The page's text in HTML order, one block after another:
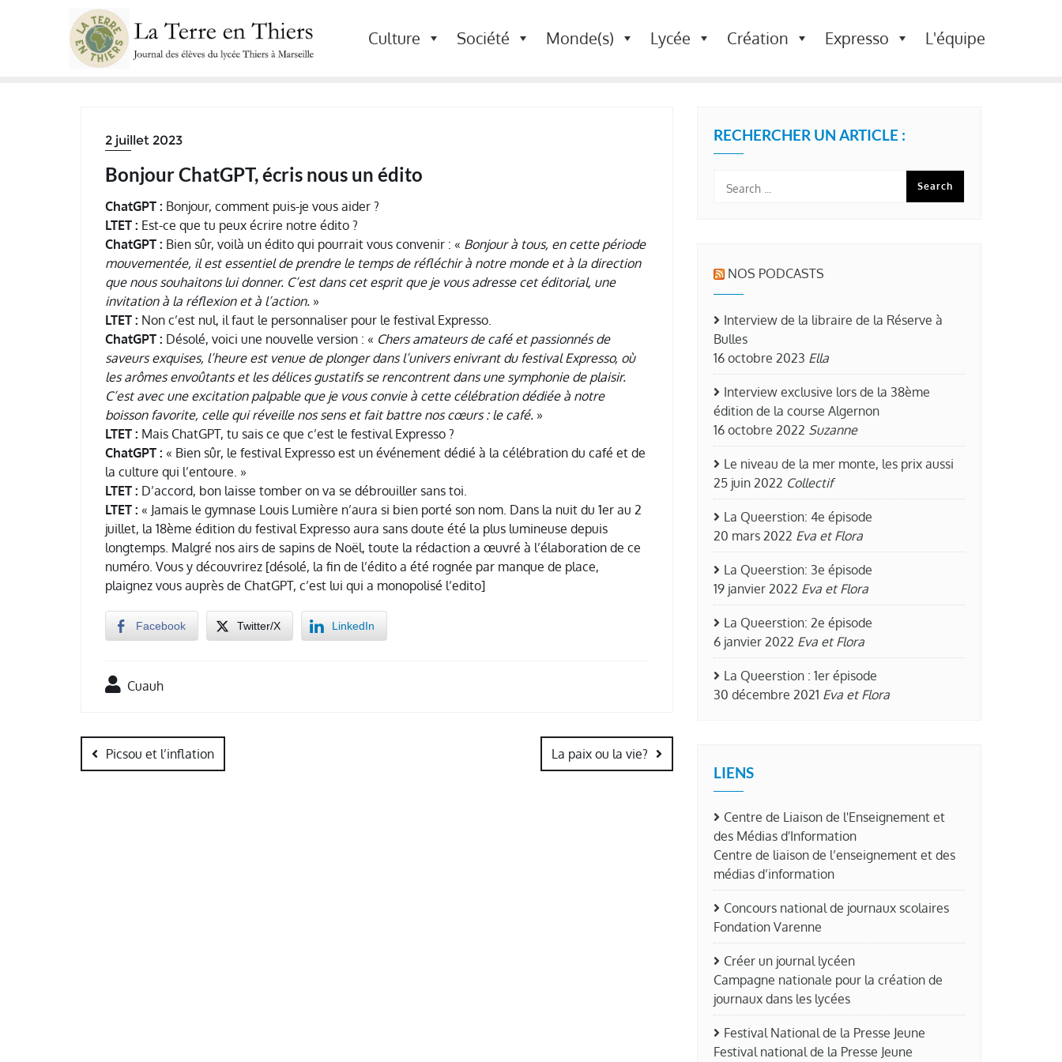
Culture Société Monde(s) Lycée Création Expresso L'équipe
2 juillet 2023
Bonjour ChatGPT, écris nous un édito
ChatGPT : Bonjour, comment puis-je vous aider ?
LTET : Est-ce que tu peux écrire notre édito ?
ChatGPT : Bien sûr, voilà un édito qui pourrait vous convenir : « Bonjour à tous, en cette période
mouvementée, il est essentiel de prendre le temps de réfléchir à notre monde et à la direction
que nous souhaitons lui donner. C’est dans cet esprit que je vous adresse cet éditorial, une
invitation à la réflexion et à l’action. »
LTET : Non c’est nul, il faut le personnaliser pour le festival Expresso.
ChatGPT : Désolé, voici une nouvelle version : « Chers amateurs de café et passionnés de
saveurs exquises, l’heure est venue de plonger dans l’univers enivrant du festival Expresso, où
les arômes envoûtants et les délices gustatifs se rencontrent dans une symphonie de plaisir.
C’est avec une excitation palpable que je vous convie à cette célébration dédiée à notre
boisson favorite, celle qui réveille nos sens et fait battre nos cœurs : le café. »
LTET : Mais ChatGPT, tu sais ce que c’est le festival Expresso ?
ChatGPT : « Bien sûr, le festival Expresso est un événement dédié à la célébration du café et de
la culture qui l’entoure. »
LTET : D’accord, bon laisse tomber on va se débrouiller sans toi.
LTET : « Jamais le gymnase Louis Lumière n’aura si bien porté son nom. Dans la nuit du 1er au 2
juillet, la 18ème édition du festival Expresso aura sans doute été la plus lumineuse depuis
longtemps. Malgré nos airs de sapins de Noël, toute la rédaction a œuvré à l’élaboration de ce
numéro. Vous y découvrirez [désolé, la fin de l’édito a été rognée par manque de place,
plaignez vous auprès de ChatGPT, c’est lui qui a monopolisé l’edito]
Facebook Twitter/X LinkedIn
Cuauh
Navigation
dePicsou et l’inflation La paix ou la vie?
RECHERCHER UN ARTICLE :
NOS PODCASTS
Interview de la libraire de la Réserve à
Bulles
16 octobre 2023 Ella
Interview exclusive lors de la 38ème
édition de la course Algernon
16 octobre 2022 Suzanne
Le niveau de la mer monte, les prix aussi
25 juin 2022 Collectif
La Queerstion: 4e épisode
20 mars 2022 Eva et Flora
La Queerstion: 3e épisode
19 janvier 2022 Eva et Flora
La Queerstion: 2e épisode
6 janvier 2022 Eva et Flora
La Queerstion : 1er épisode
30 décembre 2021 Eva et Flora
LIENS
Centre de Liaison de l'Enseignement et
des Médias d'Information
Centre de liaison de l’enseignement et des
médias d’information
Concours national de journaux scolaires
Fondation Varenne
Créer un journal lycéen
Campagne nationale pour la création de
journaux dans les lycées
Festival National de la Presse Jeune
Festival national de la Presse Jeune